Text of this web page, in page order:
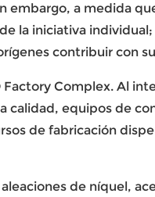
embargo, a medida
la iniciativa
contribuir con
Complex. Al
equipos de
de fabricación
de níquel,